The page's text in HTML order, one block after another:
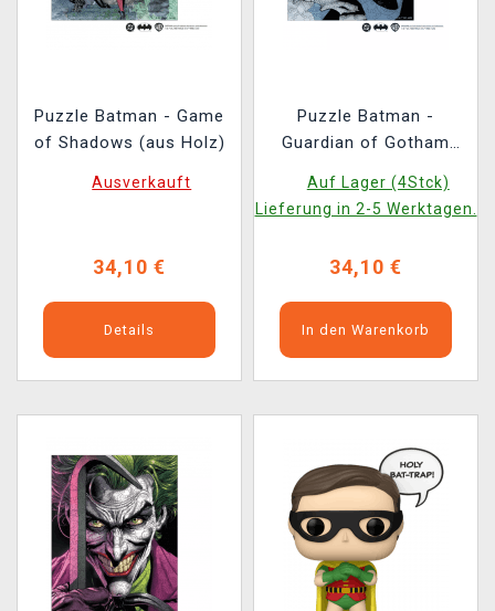
Puzzle Batman - Game
of Shadows (aus Holz)
Ausverkauft
34,10 €
Details
Puzzle Batman -
Guardian of Gotham
Auf Lager (4Stck)
Lieferung in 2-5 Werktagen.
34,10 €
In den Warenkorb